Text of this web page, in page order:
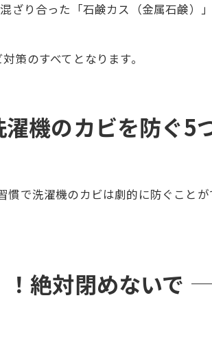
ざり合った「石鹸カス（金属石鹸）
策のすべてとなります。
濯機のカビを防ぐ5
で洗濯機のカビは劇的に防ぐこと
絶対閉めないで